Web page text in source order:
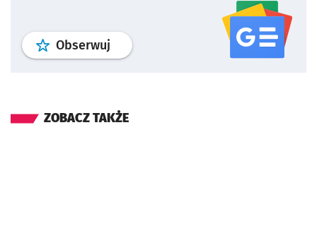
Obserwuj profil serwisu
ZOBACZ TAKŻE